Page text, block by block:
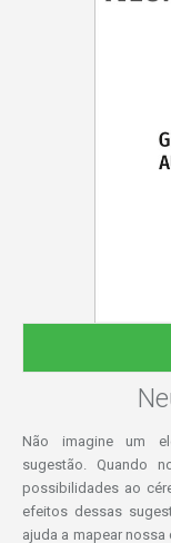
Não imagine um
sugestão. Quando
possibilidades ao
efeitos dessas
ajuda a mapear